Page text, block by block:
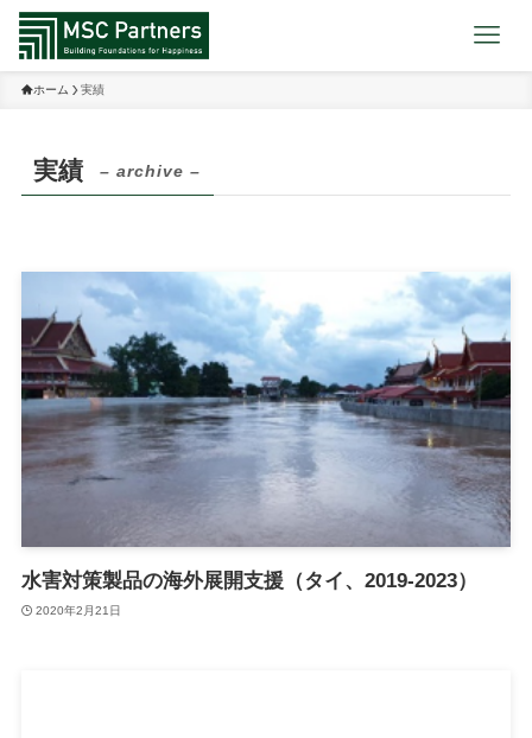
ホーム 実績
実績 – archive –
水害対策製品の海外展開支援（タイ、2019-2023）
2020年2月21日